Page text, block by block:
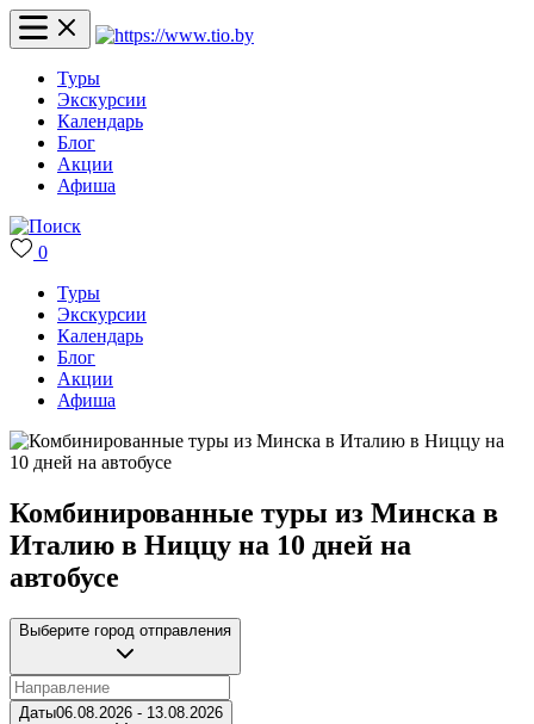
Туры
Экскурсии
Календарь
Блог
Акции
Афиша
0
Туры
Экскурсии
Календарь
Блог
Акции
Афиша
Комбинированные туры из Минска в
Италию в Ниццу на 10 дней на
автобусе
Выберите город отправления
Даты06.08.2026 - 13.08.2026